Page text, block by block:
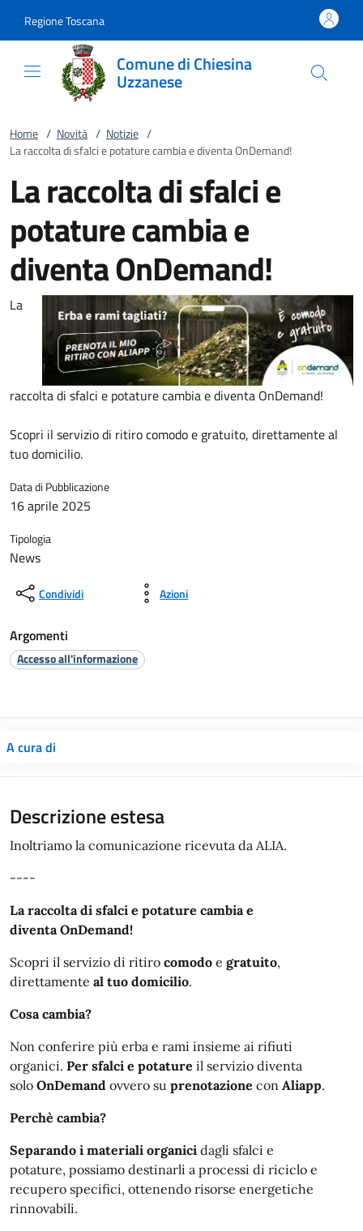
Regione Toscana
Comune di Chiesina
Uzzanese
Home / Novità / Notizie /
La raccolta di sfalci e potature cambia e diventa OnDemand!
La raccolta di sfalci e
potature cambia e
diventa OnDemand!
La
raccolta di sfalci e potature cambia e diventa OnDemand!
Scopri il servizio di ritiro comodo e gratuito, direttamente al
tuo domicilio.
Data di Pubblicazione
16 aprile 2025
Tipologia
News
Condividi Azioni
Argomenti
Accesso all'informazione
A cura di
Descrizione estesa
Inoltriamo la comunicazione ricevuta da ALIA.
----
La raccolta di sfalci e potature cambia e
diventa OnDemand!
Scopri il servizio di ritiro comodo e gratuito,
direttamente al tuo domicilio.
Cosa cambia?
Non conferire più erba e rami insieme ai rifiuti
organici. Per sfalci e potature il servizio diventa
solo OnDemand ovvero su prenotazione con Aliapp.
Perchè cambia?
Separando i materiali organici dagli sfalci e
potature, possiamo destinarli a processi di riciclo e
recupero specifici, ottenendo risorse energetiche
rinnovabili.